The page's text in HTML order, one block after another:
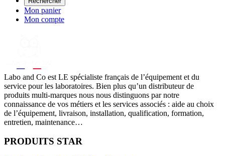
Mon panier
Mon compte
Labo and Co est LE spécialiste français de l’équipement et du
service pour les laboratoires. Bien plus qu’un distributeur de
produits multi-marques nous nous distinguons par notre
connaissance de vos métiers et les services associés : aide au choix
de l’équipement, livraison, installation, qualification, formation,
entretien, maintenance…
PRODUITS STAR